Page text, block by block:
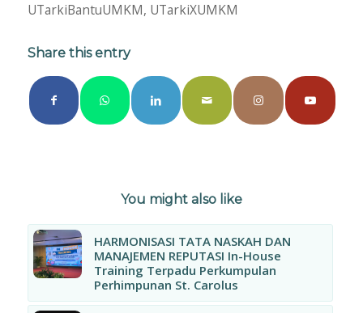
UTarkiBantuUMKM, UTarkiXUMKM
Share this entry
You might also like
HARMONISASI TATA NASKAH DAN
MANAJEMEN REPUTASI In-House
Training Terpadu Perkumpulan
Perhimpunan St. Carolus